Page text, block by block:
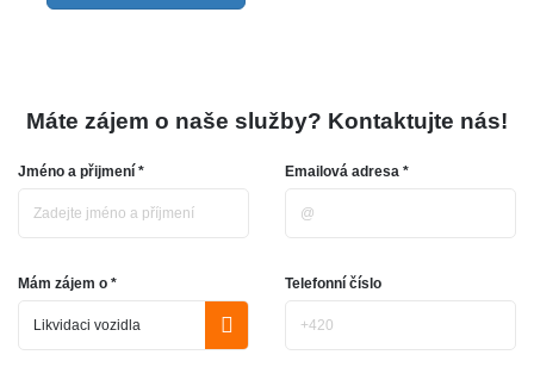
Máte zájem o naše služby? Kontaktujte nás!
Jméno a přijmení * Emailová adresa *
Mám zájem o * Telefonní číslo